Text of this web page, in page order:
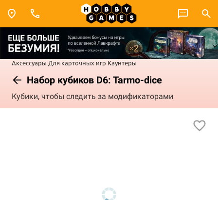
Аксессуары Для карточных игр Каунтеры
Набор кубиков D6: Tarmo-dice
Кубики, чтобы следить за модификаторами